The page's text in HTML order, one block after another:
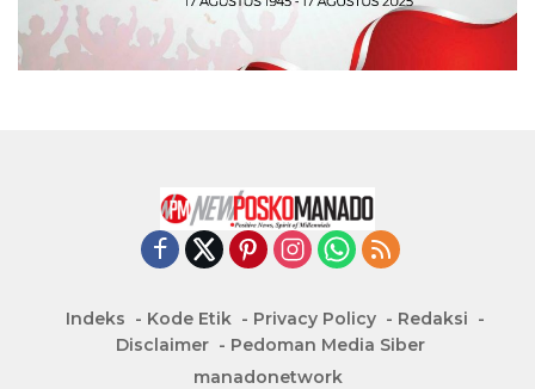
Indeks Kode Etik Privacy Policy
Redaksi
Disclaimer
Pedoman Media Siber
manadonetwork